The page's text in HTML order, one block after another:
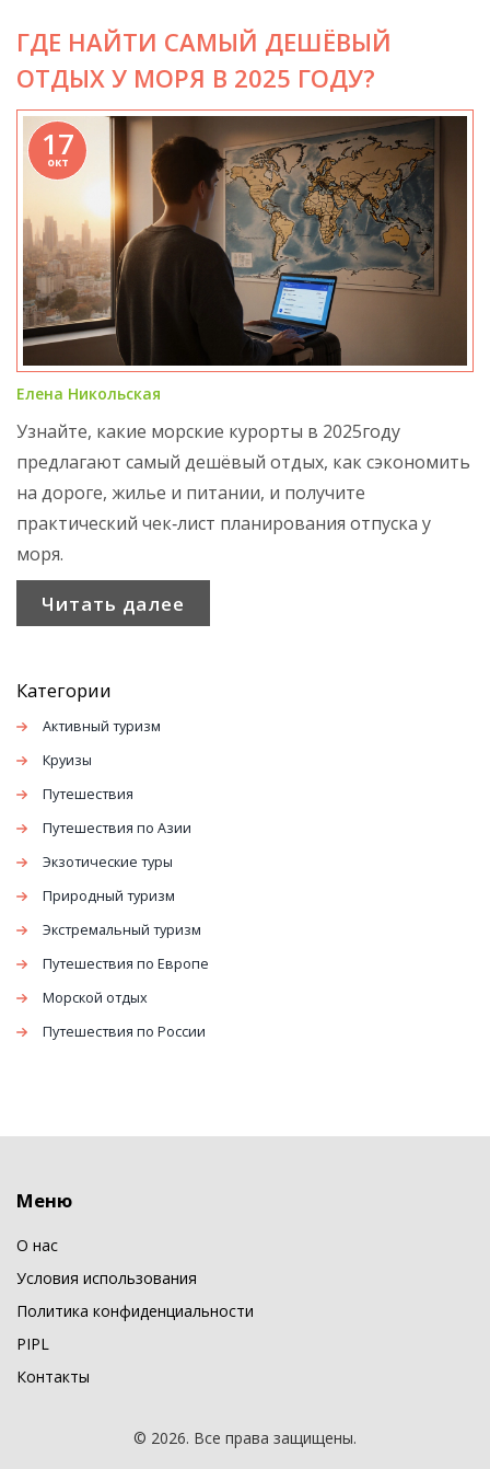
ГДЕ НАЙТИ САМЫЙ ДЕШЁВЫЙ
ОТДЫХ У МОРЯ В 2025 ГОДУ?
17
окт
Елена Никольская
Узнайте, какие морские курорты в 2025году
предлагают самый дешёвый отдых, как сэкономить
на дороге, жилье и питании, и получите
практический чек‑лист планирования отпуска у
моря.
Читать далее
Категории
Активный туризм
Круизы
Путешествия
Путешествия по Азии
Экзотические туры
Природный туризм
Экстремальный туризм
Путешествия по Европе
Морской отдых
Путешествия по России
Меню
О нас
Условия использования
Политика конфиденциальности
PIPL
Контакты
© 2026. Все права защищены.